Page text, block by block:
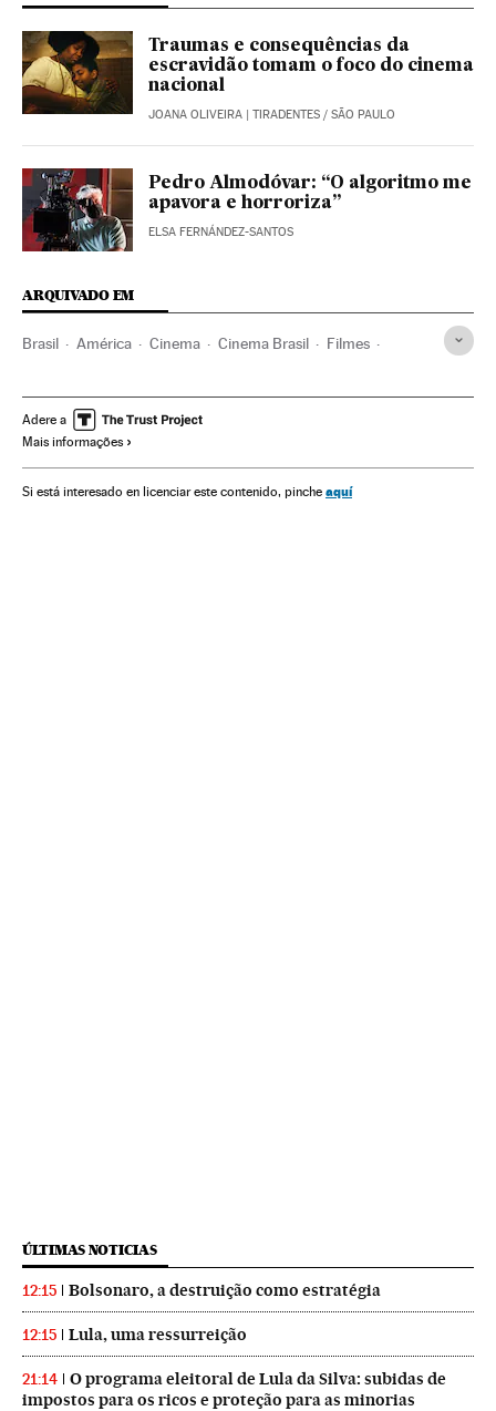
Traumas e consequências da
escravidão tomam o foco do cinema
nacional
JOANA OLIVEIRA | TIRADENTES / SÃO PAULO
Pedro Almodóvar: “O algoritmo me
apavora e horroriza”
ELSA FERNÁNDEZ-SANTOS
ARQUIVADO EM
Brasil América Cinema Cinema Brasil Filmes
TV Globo Atores
Adere a
Mais informações
Si está interesado en licenciar este contenido, pinche aquí
ÚLTIMAS NOTICIAS
12:15 Bolsonaro, a destruição como estratégia
12:15 Lula, uma ressurreição
21:14
O programa eleitoral de Lula da Silva: subidas de
impostos para os ricos e proteção para as minorias